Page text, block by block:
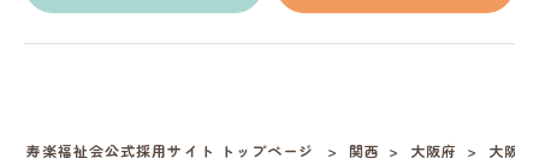
寿楽福祉会公式採用サイト トップページ 関西 大阪府 大阪